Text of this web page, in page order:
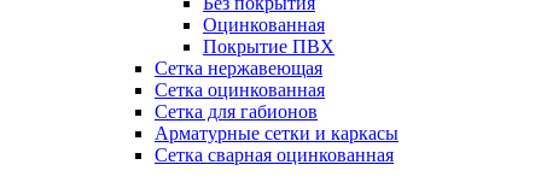
Оцинкованная
Покрытие ПВХ
Сетка нержавеющая
Сетка оцинкованная
Сетка для габионов
Арматурные сетки и каркасы
Сетка сварная оцинкованная